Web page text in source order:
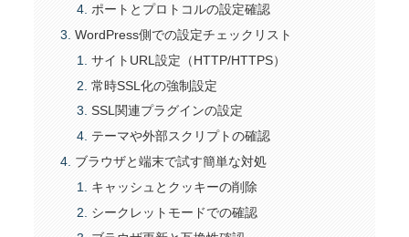
ポートとプロトコルの設定確認
WordPress側での設定チェックリスト
サイトURL設定（HTTP/HTTPS）
常時SSL化の強制設定
SSL関連プラグインの設定
テーマや外部スクリプトの確認
ブラウザと端末で試す簡単な対処
キャッシュとクッキーの削除
シークレットモードでの確認